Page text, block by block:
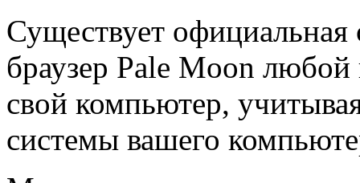
Существует официальная
браузер Pale Moon любой
свой компьютер,
системы вашего